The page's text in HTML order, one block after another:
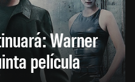
Warner
película